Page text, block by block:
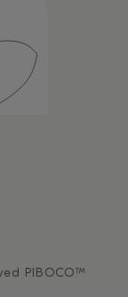
PIBOCO™